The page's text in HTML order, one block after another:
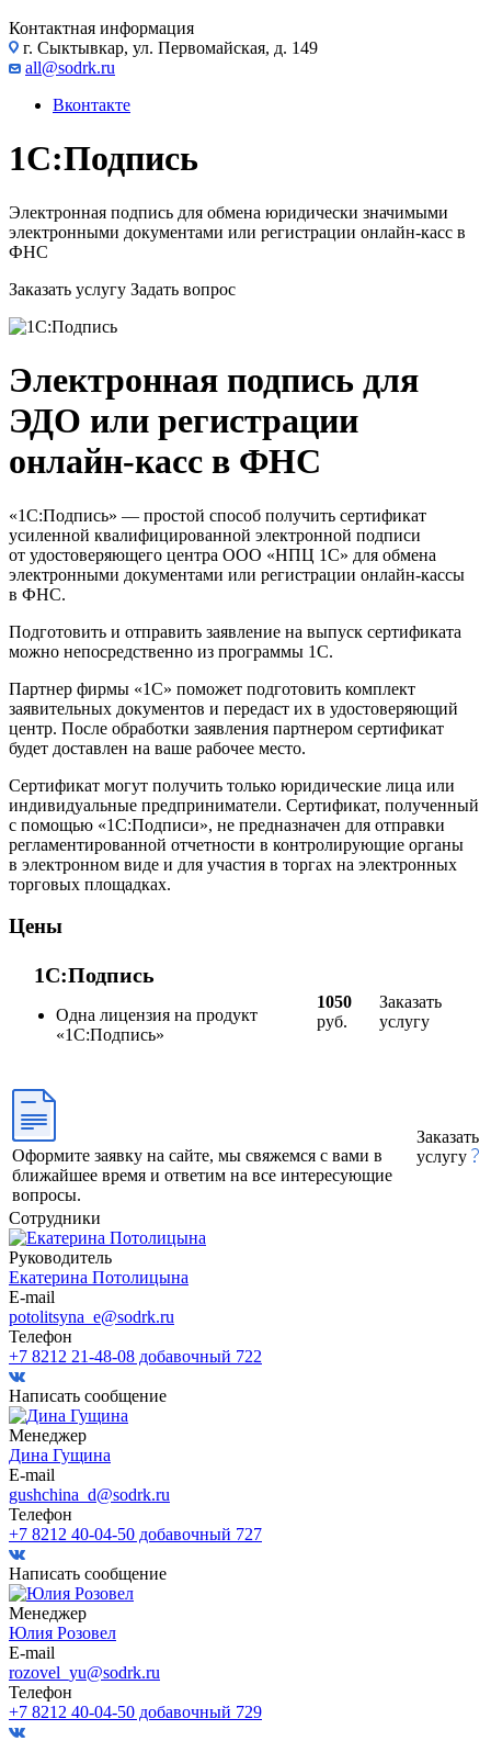
Контактная информация
г. Сыктывкар, ул. Первомайская, д. 149
all@sodrk.ru
Вконтакте
1С:Подпись
Электронная подпись для обмена юридически значимыми
электронными документами или регистрации онлайн-касс в
ФНС
Заказать услугу Задать вопрос
Электронная подпись для
ЭДО или регистрации
онлайн-касс в ФНС
«1С:Подпись» — простой способ получить сертификат
усиленной квалифицированной электронной подписи
от удостоверяющего центра ООО «НПЦ 1С» для обмена
электронными документами или регистрации онлайн-кассы
в ФНС.
Подготовить и отправить заявление на выпуск сертификата
можно непосредственно из программы 1С.
Партнер фирмы «1С» поможет подготовить комплект
заявительных документов и передаст их в удостоверяющий
центр. После обработки заявления партнером сертификат
будет доставлен на ваше рабочее место.
Сертификат могут получить только юридические лица или
индивидуальные предприниматели. Сертификат, полученный
с помощью «1С:Подписи», не предназначен для отправки
регламентированной отчетности в контролирующие органы
в электронном виде и для участия в торгах на электронных
торговых площадках.
Цены
1С:Подпись
Одна лицензия на продукт
«1С:Подпись»
1050
руб.
Заказать
услугу
Оформите заявку на сайте, мы свяжемся с вами в
ближайшее время и ответим на все интересующие
вопросы.
Заказать
услугу
Сотрудники
Руководитель
Екатерина Потолицына
E-mail
potolitsyna_e@sodrk.ru
Телефон
+7 8212 21-48-08 добавочный 722
Написать сообщение
Менеджер
Дина Гущина
E-mail
gushchina_d@sodrk.ru
Телефон
+7 8212 40-04-50 добавочный 727
Написать сообщение
Менеджер
Юлия Розовел
E-mail
rozovel_yu@sodrk.ru
Телефон
+7 8212 40-04-50 добавочный 729